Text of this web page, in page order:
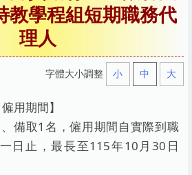
教學程組短期職務代
理人
字體大小調整 小 中 大
用期間】
備取1名，僱用期間自實際到職
日止，最長至115年10月30日